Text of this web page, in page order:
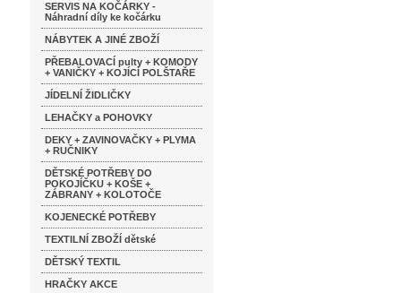
SERVIS NA KOČÁRKY -
Náhradní díly ke kočárku
NÁBYTEK A JINÉ ZBOŽÍ
PŘEBALOVACÍ pulty + KOMODY
+ VANIČKY + KOJÍCÍ POLŠTAŘE
JÍDELNÍ ŽIDLIČKY
LEHAČKY a POHOVKY
DEKY + ZAVINOVAČKY + PLYMA
+ RUČNIKY
DĚTSKÉ POTŘEBY DO
POKOJÍČKU + KOŠE +
ZÁBRANY + KOLOTOČE
KOJENECKÉ POTŘEBY
TEXTILNÍ ZBOŽÍ dětské
DĚTSKÝ TEXTIL
HRAČKY AKCE